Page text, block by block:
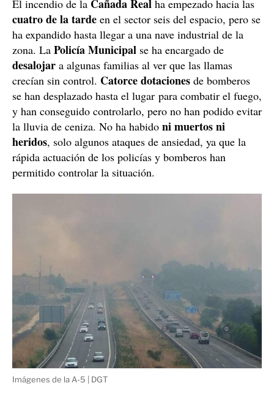
El incendio de la Cañada Real ha empezado hacia las
cuatro de la tarde en el sector seis del espacio, pero se
ha expandido hasta llegar a una nave industrial de la
zona. La Policía Municipal se ha encargado de
desalojar a algunas familias al ver que las llamas
crecían sin control. Catorce dotaciones de bomberos
se han desplazado hasta el lugar para combatir el fuego,
y han conseguido controlarlo, pero no han podido evitar
la lluvia de ceniza. No ha habido ni muertos ni
heridos, solo algunos ataques de ansiedad, ya que la
rápida actuación de los policías y bomberos han
permitido controlar la situación.
Imágenes de la A-5 | DGT